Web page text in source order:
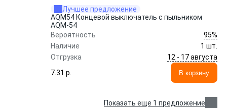
Лучшее предложение
AQM54 Концевой выключатель с пыльником
AQM-54
Вероятность
95%
Наличие
1 шт.
Отгрузка
12 - 17 августа
7.31 p.
В корзину
Показать еще 1 предложение